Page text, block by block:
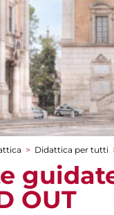
> Didattica per tutti
OUT